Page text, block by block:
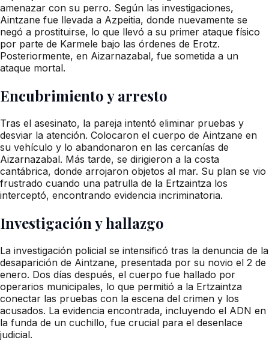
amenazar con su perro. Según las investigaciones,
Aintzane fue llevada a Azpeitia, donde nuevamente se
negó a prostituirse, lo que llevó a su primer ataque físico
por parte de Karmele bajo las órdenes de Erotz.
Posteriormente, en Aizarnazabal, fue sometida a un
ataque mortal.
Encubrimiento y arresto
Tras el asesinato, la pareja intentó eliminar pruebas y
desviar la atención. Colocaron el cuerpo de Aintzane en
su vehículo y lo abandonaron en las cercanías de
Aizarnazabal. Más tarde, se dirigieron a la costa
cantábrica, donde arrojaron objetos al mar. Su plan se vio
frustrado cuando una patrulla de la Ertzaintza los
interceptó, encontrando evidencia incriminatoria.
Investigación y hallazgo
La investigación policial se intensificó tras la denuncia de la
desaparición de Aintzane, presentada por su novio el 2 de
enero. Dos días después, el cuerpo fue hallado por
operarios municipales, lo que permitió a la Ertzaintza
conectar las pruebas con la escena del crimen y los
acusados. La evidencia encontrada, incluyendo el ADN en
la funda de un cuchillo, fue crucial para el desenlace
judicial.